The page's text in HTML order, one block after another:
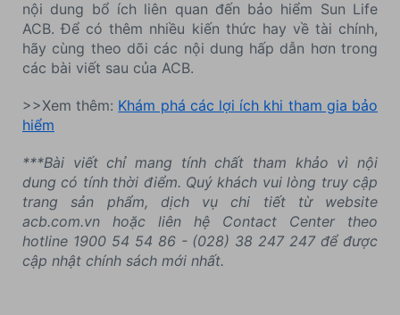
nội dung bổ ích liên quan đến bảo hiểm Sun Life
ACB. Để có thêm nhiều kiến thức hay về tài chính,
hãy cùng theo dõi các nội dung hấp dẫn hơn trong
các bài viết sau của ACB.
>>Xem thêm: Khám phá các lợi ích khi tham gia bảo
hiểm
***Bài viết chỉ mang tính chất tham khảo vì nội
dung có tính thời điểm. Quý khách vui lòng truy cập
trang sản phẩm, dịch vụ chi tiết từ website
acb.com.vn hoặc liên hệ Contact Center theo
hotline 1900 54 54 86 - (028) 38 247 247 để được
cập nhật chính sách mới nhất.